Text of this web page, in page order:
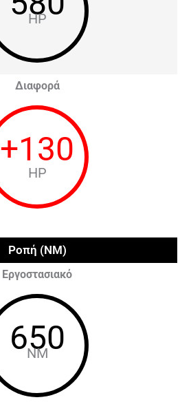
HP
Διαφορά
+130
HP
Ροπή (NM)
Εργοστασιακό
650
NM